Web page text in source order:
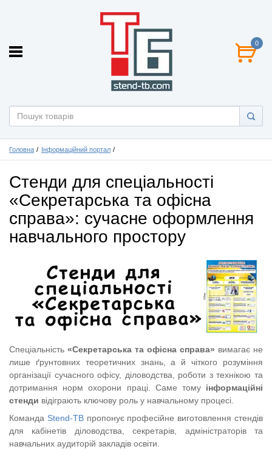
0
Головна Інформаційний портал
Стенди для спеціальності
«Секретарська та офісна
справа»: сучасне оформлення
навчального простору
Спеціальність «Секретарська та офісна справа» вимагає не
лише ґрунтовних теоретичних знань, а й чіткого розуміння
організації сучасного офісу, діловодства, роботи з технікою та
дотримання норм охорони праці. Саме тому інформаційні
стенди відіграють ключову роль у навчальному процесі.
Команда Stend-TBпропонує професійне виготовлення стендів
для кабінетів діловодства, секретарів, адміністраторів та
навчальних аудиторій закладів освіти.